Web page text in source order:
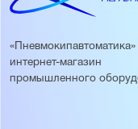
«Пневмокипавтоматика»
интернет-магазин
промышленного